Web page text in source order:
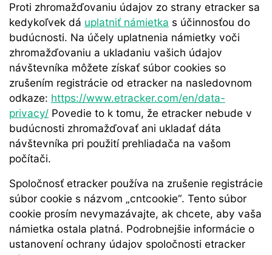
Proti zhromažďovaniu údajov zo strany etracker sa
kedykoľvek dá uplatniť námietka s účinnosťou do
budúcnosti. Na účely uplatnenia námietky voči
zhromažďovaniu a ukladaniu vašich údajov
návštevníka môžete získať súbor cookies so
zrušením registrácie od etracker na nasledovnom
odkaze: https://www.etracker.com/en/data-
privacy/ Povedie to k tomu, že etracker nebude v
budúcnosti zhromažďovať ani ukladať dáta
návštevníka pri použití prehliadača na vašom
počítači.
Spoločnosť etracker používa na zrušenie registrácie
súbor cookie s názvom „cntcookie“. Tento súbor
cookie prosím nevymazávajte, ak chcete, aby vaša
námietka ostala platná. Podrobnejšie informácie o
ustanovení ochrany údajov spoločnosti etracker